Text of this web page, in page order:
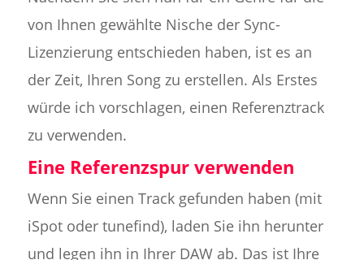
von Ihnen gewählte Nische der Sync-
Lizenzierung entschieden haben, ist es an
der Zeit, Ihren Song zu erstellen. Als Erstes
würde ich vorschlagen, einen Referenztrack
zu verwenden.
Eine Referenzspur verwenden
Wenn Sie einen Track gefunden haben (mit
iSpot oder tunefind), laden Sie ihn herunter
und legen ihn in Ihrer DAW ab. Das ist Ihre